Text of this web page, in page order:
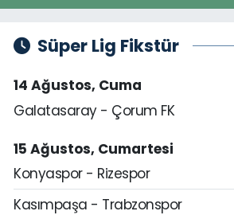
Süper Lig Fikstür
14 Ağustos, Cuma
Galatasaray - Çorum FK
15 Ağustos, Cumartesi
Konyaspor - Rizespor
Kasımpaşa - Trabzonspor